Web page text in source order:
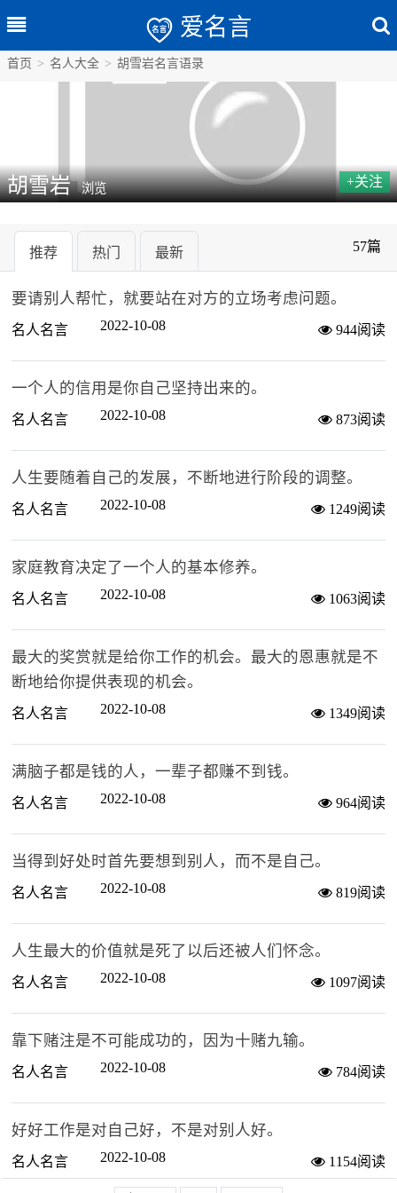
爱名言
首页 > 名人大全 > 胡雪岩名言语录
胡雪岩 浏览 +关注
57篇
推荐 热门 最新
要请别人帮忙，就要站在对方的立场考虑问题。
名人名言 2022-10-08 944阅读
一个人的信用是你自己坚持出来的。
名人名言 2022-10-08 873阅读
人生要随着自己的发展，不断地进行阶段的调整。
名人名言 2022-10-08 1249阅读
家庭教育决定了一个人的基本修养。
名人名言 2022-10-08 1063阅读
最大的奖赏就是给你工作的机会。最大的恩惠就是不
断地给你提供表现的机会。
名人名言 2022-10-08 1349阅读
满脑子都是钱的人，一辈子都赚不到钱。
名人名言 2022-10-08 964阅读
当得到好处时首先要想到别人，而不是自己。
名人名言 2022-10-08 819阅读
人生最大的价值就是死了以后还被人们怀念。
名人名言 2022-10-08 1097阅读
靠下赌注是不可能成功的，因为十赌九输。
名人名言 2022-10-08 784阅读
好好工作是对自己好，不是对别人好。
名人名言 2022-10-08 1154阅读